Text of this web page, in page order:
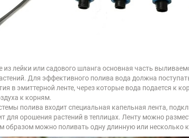
из лейки или садового шланга основная часть
Для эффективного полива вода должна
в эмиттерной ленте, через которые вода подается к
к корням.
полива входит специальная капельная лента,
для орошения растений в теплицах. Ленту можно
можно поливать одну длинную или несколько